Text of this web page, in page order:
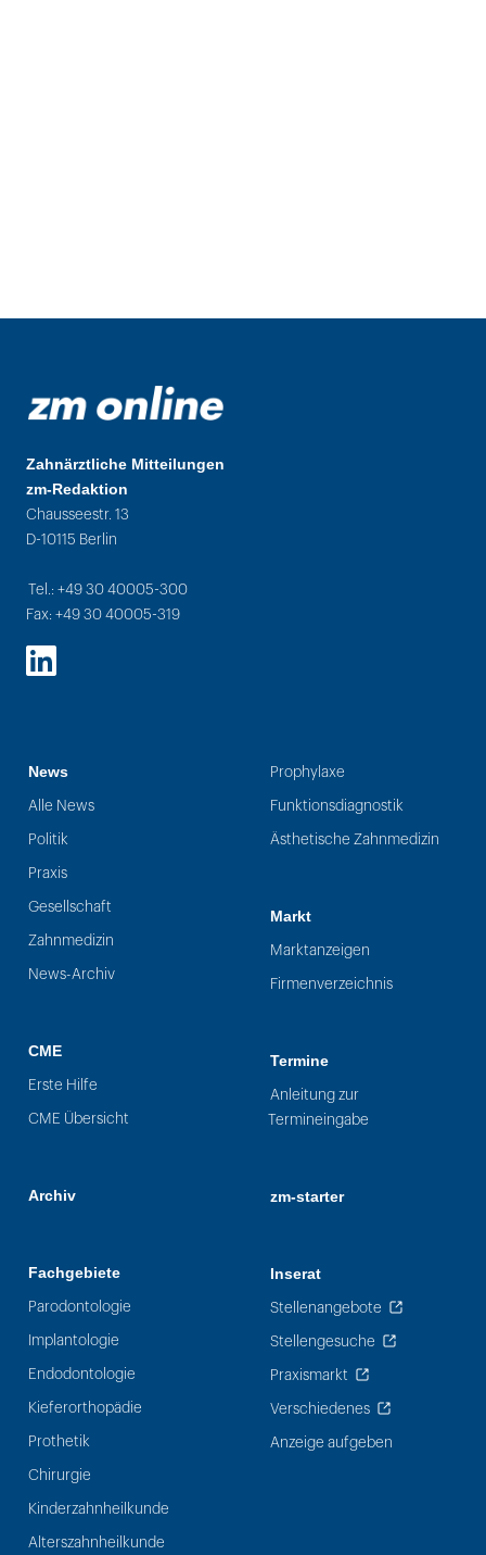
Zahnärztliche Mitteilungen
zm-Redaktion
Chausseestr. 13
D-10115 Berlin
Tel.: +49 30 40005-300
Fax: +49 30 40005-319
LinkedIn
News
Alle News
Politik
Praxis
Gesellschaft
Zahnmedizin
News-Archiv
CME
Erste Hilfe
CME Übersicht
Archiv
Fachgebiete
Parodontologie
Implantologie
Endodontologie
Kieferorthopädie
Prothetik
Chirurgie
Kinderzahnheilkunde
Alterszahnheilkunde
Prophylaxe
Funktionsdiagnostik
Ästhetische Zahnmedizin
Markt
Marktanzeigen
Firmenverzeichnis
Termine
Anleitung zur
Termineingabe
zm-starter
Inserat
Stellenangebote
Stellengesuche
Praxismarkt
Verschiedenes
Anzeige aufgeben